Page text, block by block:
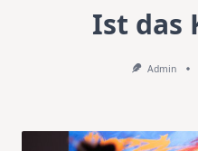
Ist das
Admin